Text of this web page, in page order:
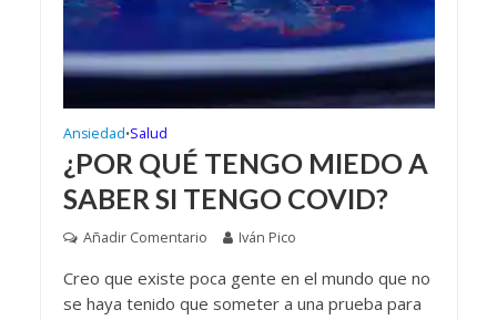
Ansiedad•Salud
¿POR QUÉ TENGO MIEDO A
SABER SI TENGO COVID?
Añadir Comentario Iván Pico
Creo que existe poca gente en el mundo que no
se haya tenido que someter a una prueba para